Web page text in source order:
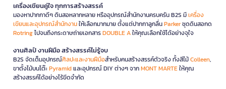
เครื่องเขียนคู่ใจ ทุกการสร้างสรรค์
มองหาปากกาดีๆ ดินสอหลากหลาย หรืออุปกรณ์สำนักงานครบครัน B2S มีเครื่อง
เขียนและอุปกรณ์สำนักงานให้เลือกมากมาย ตั้งแต่ปากกาลูกลื่นParkerชุดดินสอกด
Rotringไปจนถึงกระดาษถ่ายเอกสารDOUBLE Aให้คุณเลือกใช้ได้อย่างจุใจ
งานศิลป์ งานฝีมือ สร้างสรรค์ไม่รู้จบ
B2S จัดเต็มอุปกรณ์ศิลปะและงานฝีมือสำหรับคนสร้างสรรค์ตัวจริง ทั้งสีไม้Colleen,
ขาตั้งไม้บนโต๊ะPyramidและอุปกรณ์ DIY ต่างๆ จากMONT MARTEให้คุณ
สร้างสรรค์ได้อย่างไร้ขีดจำกัด